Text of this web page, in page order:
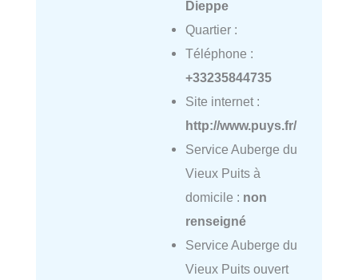
Dieppe
Quartier :
Téléphone :
+33235844735
Site internet :
http://www.puys.fr/
Service Auberge du
Vieux Puits à
domicile : non
renseigné
Service Auberge du
Vieux Puits ouvert